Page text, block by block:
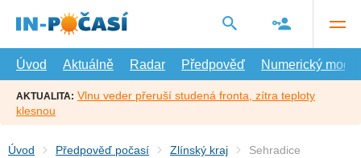
hlavní
Úvod
Aktuálně Radar Předpověď Numerický model
AKTUALITA: Vlnu veder přeruší studená fronta, zítra teploty
klesnou
Úvod Předpověď počasí Zlínský kraj Sehradice